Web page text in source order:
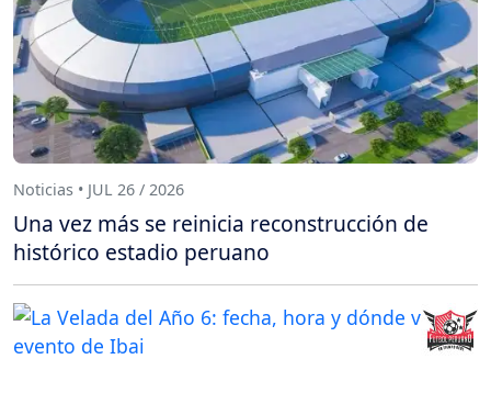
Noticias • JUL 26 / 2026
Una vez más se reinicia reconstrucción de
histórico estadio peruano